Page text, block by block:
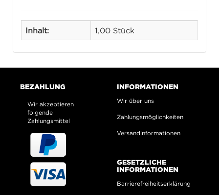
Inhalt: 1,00 Stück
BEZAHLUNG
Wir akzeptieren
folgende
Zahlungsmittel
INFORMATIONEN
Wir über uns
Zahlungsmöglichkeiten
Versandinformationen
GESETZLICHE
INFORMATIONEN
Barrierefreiheitserklärung